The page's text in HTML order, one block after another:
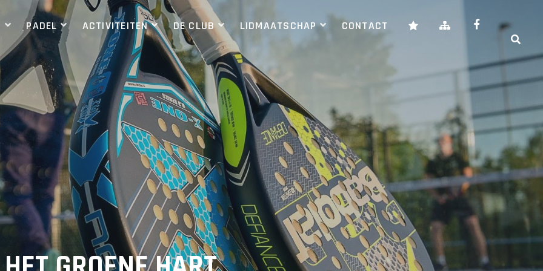
PADEL ACTIVITEITEN DE CLUB LIDMAATSCHAP CONTACT